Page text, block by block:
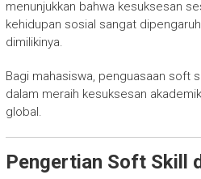
menunjukkan bahwa kesuksesan
kehidupan sosial sangat
dimilikinya.
Bagi mahasiswa, penguasaan soft
dalam meraih kesuksesan
global.
Pengertian Soft Skill